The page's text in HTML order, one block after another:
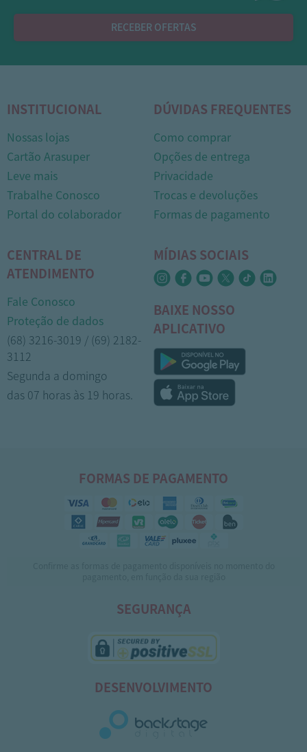
RECEBER OFERTAS
INSTITUCIONAL
Nossas lojas
Cartão Arasuper
Leve mais
Trabalhe Conosco
Portal do colaborador
DÚVIDAS FREQUENTES
Como comprar
Opções de entrega
Privacidade
Trocas e devoluções
Formas de pagamento
CENTRAL DE
ATENDIMENTO
Fale Conosco
Proteção de dados
(68) 3216-3019 / (69) 2182-
3112
Segunda a domingo
das 07 horas às 19 horas.
MÍDIAS SOCIAIS
BAIXE NOSSO
APLICATIVO
FORMAS DE PAGAMENTO
SEGURANÇA
DESENVOLVIMENTO